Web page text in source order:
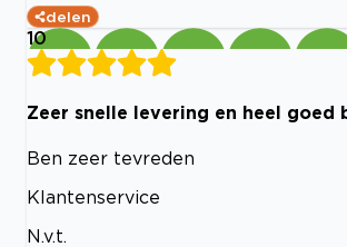
delen
10
Zeer snelle levering en heel goed
Ben zeer tevreden
Klantenservice
N.v.t.